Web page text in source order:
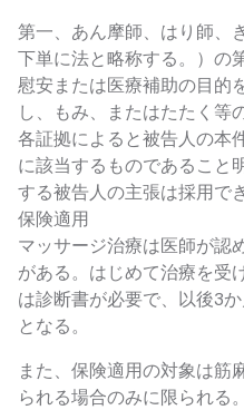
第一、あん摩師、はり師、
下単に法と略称する。）の
慰安または医療補助の目的
し、もみ、またはたたく等
各証拠によると被告人の本
に該当するものであること
する被告人の主張は採用で
保険適用
マッサージ治療は医師が認
がある。はじめて治療を受
は診断書が必要で、以後3
となる。
また、保険適用の対象は筋
られる場合のみに限られる。